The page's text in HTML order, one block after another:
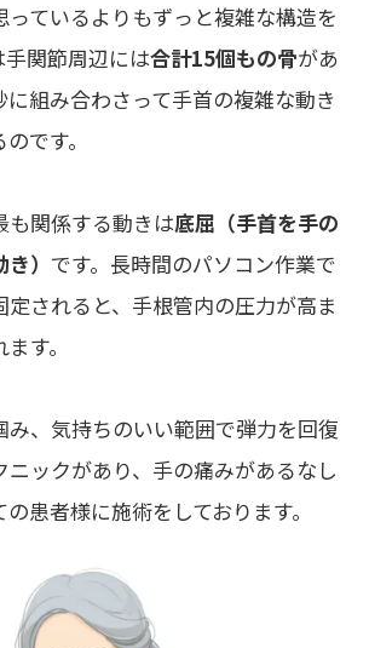
っているよりもずっと複雑な構造を
手関節周辺には合計15個もの骨があ
に組み合わさって手首の複雑な動き
です。
も関係する動きは底屈（手首を手の
） です。長時間のパソコン作業で
されると、手根管内の圧力が高ま
す。
み、気持ちのいい範囲で弾力を回復
ニックがあり、手の痛みがあるなし
患者様に施術をしております。